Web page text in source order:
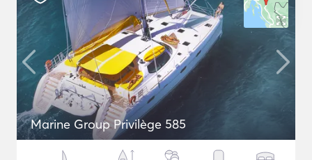
Marine Group Privilège 585